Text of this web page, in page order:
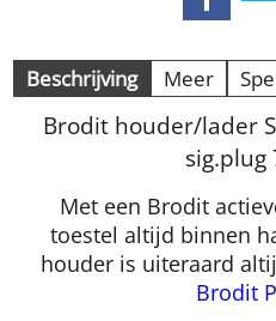
Beschrijving Meer
Brodit houder/lader
sig.plug
Met een Brodit
toestel altijd binnen
houder is uiteraard
Brodit